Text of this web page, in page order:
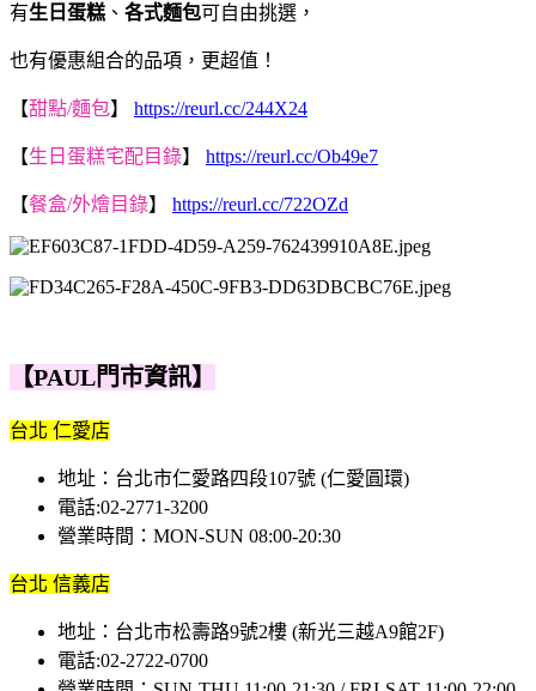
有生日蛋糕 、 各式麵包可自由挑選，
也有優惠組合的品項，更超值！
【甜點/麵包】 https://reurl.cc/244X24
【生日蛋糕宅配目錄】 https://reurl.cc/Ob49e7
【餐盒/外燴目錄】 https://reurl.cc/722OZd
【PAUL門市資訊】
台北 仁愛店
地址：台北市仁愛路四段107號 (仁愛圓環)
電話:02-2771-3200
營業時間：MON-SUN 08:00-20:30
台北 信義店
地址：台北市松壽路9號2樓 (新光三越A9館2F)
電話:02-2722-0700